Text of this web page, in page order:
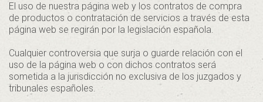
El uso de nuestra página web y los contratos de compra
de productos o contratación de servicios a través de esta
página web se regirán por la legislación española.
Cualquier controversia que surja o guarde relación con el
uso de la página web o con dichos contratos será
sometida a la jurisdicción no exclusiva de los juzgados y
tribunales españoles.